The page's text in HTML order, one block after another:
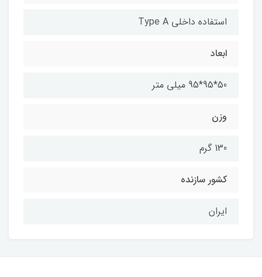
استفاده داخلی Type A
ابعاد
50*95*95 میلی متر
وزن
130 گرم
کشور سازنده
ایران